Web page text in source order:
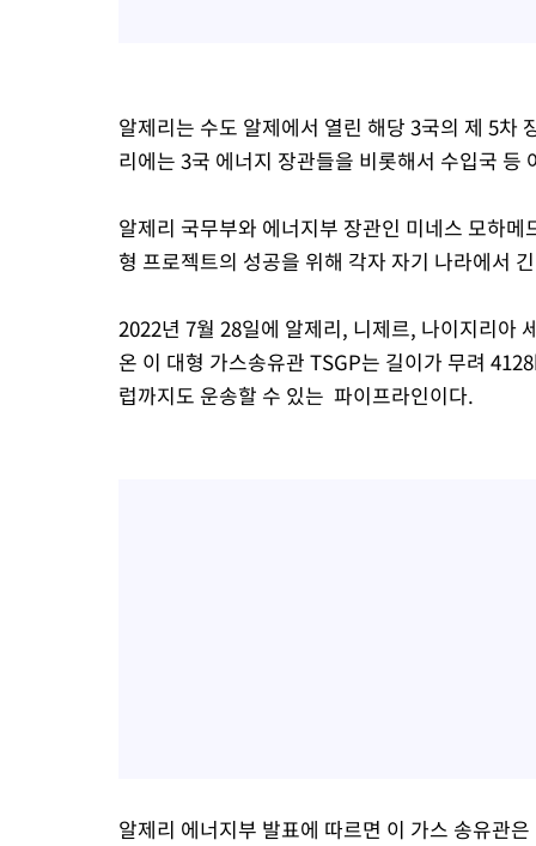
알제리는 수도 알제에서 열린 해당 3국의 제 5차
리에는 3국 에너지 장관들을 비롯해서 수입국 등
알제리 국무부와 에너지부 장관인 미네스 모하
형 프로젝트의 성공을 위해 각자 자기 나라에서
2022년 7월 28일에 알제리, 니제르, 나이지리아
온 이 대형 가스송유관 TSGP는 길이가 무려
럽까지도 운송할 수 있는 파이프라인이다.
알제리 에너지부 발표에 따르면 이 가스 송유관